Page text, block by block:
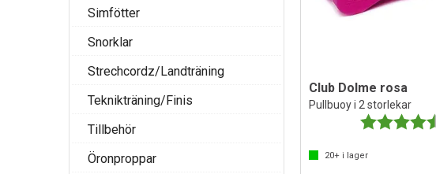
Simfötter
Snorklar
Strechcordz/Landträning
Teknikträning/Finis
Tillbehör
Öronproppar
Club Dolme rosa
Pullbuoy i 2 storlekar
Betyg:
20+i lager